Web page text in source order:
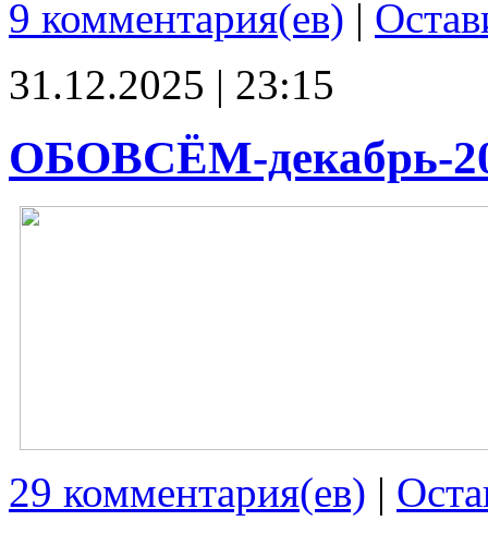
9 комментария(ев) |
31.12.2025 | 23:15
ОБОВСЁМ-декабрь-
29 комментария(ев) |